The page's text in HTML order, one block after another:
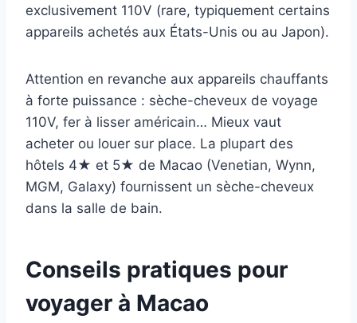
exclusivement 110V (rare, typiquement certains
appareils achetés aux États-Unis ou au Japon).
Attention en revanche aux appareils chauffants
à forte puissance : sèche-cheveux de voyage
110V, fer à lisser américain… Mieux vaut
acheter ou louer sur place. La plupart des
hôtels 4★ et 5★ de Macao (Venetian, Wynn,
MGM, Galaxy) fournissent un sèche-cheveux
dans la salle de bain.
Conseils pratiques pour
voyager à Macao